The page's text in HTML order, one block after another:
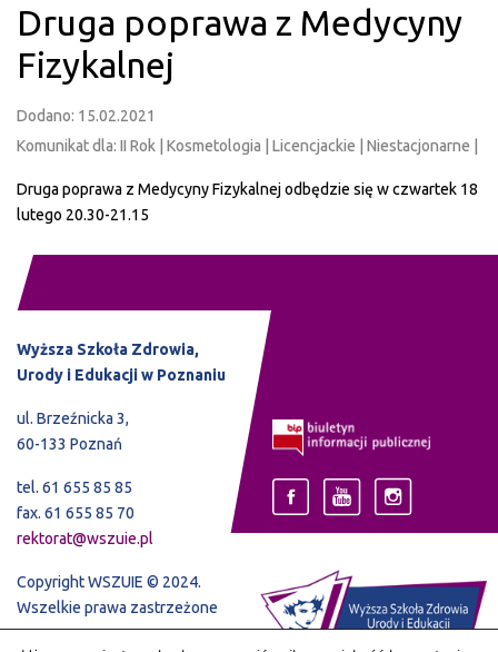
Druga poprawa z Medycyny
Fizykalnej
Dodano: 15.02.2021
Komunikat dla: II Rok | Kosmetologia | Licencjackie | Niestacjonarne |
Druga poprawa z Medycyny Fizykalnej odbędzie się w czwartek 18
lutego 20.30-21.15
Wyższa Szkoła Zdrowia,
Urody i Edukacji w Poznaniu
ul. Brzeźnicka 3,
60-133 Poznań
tel. 61 655 85 85
fax. 61 655 85 70
rektorat@wszuie.pl
Copyright WSZUIE © 2024.
Wszelkie prawa zastrzeżone